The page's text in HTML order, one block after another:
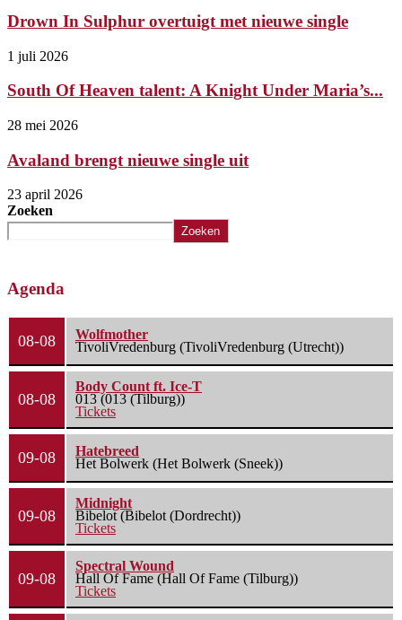
Drown In Sulphur overtuigt met nieuwe single
1 juli 2026
South Of Heaven talent: A Knight Under Maria’s...
28 mei 2026
Avaland brengt nieuwe single uit
23 april 2026
Zoeken
Zoeken
Agenda
08-08
Wolfmother
TivoliVredenburg (TivoliVredenburg (Utrecht))
08-08
Body Count ft. Ice-T
013 (013 (Tilburg))
Tickets
09-08
Hatebreed
Het Bolwerk (Het Bolwerk (Sneek))
09-08
Midnight
Bibelot (Bibelot (Dordrecht))
Tickets
09-08
Spectral Wound
Hall Of Fame (Hall Of Fame (Tilburg))
Tickets